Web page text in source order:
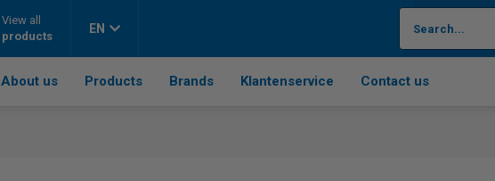
View all
products
EN
About us Products Brands Klantenservice Contact us